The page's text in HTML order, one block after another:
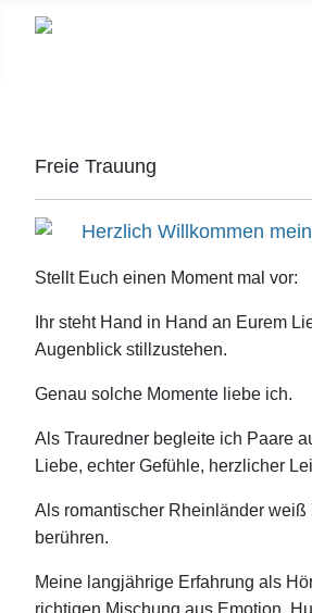
Freie Trauung
Herzlich Willkommen
Stellt Euch einen Moment mal vor:
Ihr steht Hand in Hand an Eurem
Augenblick stillzustehen.
Genau solche Momente liebe ich.
Als Trauredner begleite ich Paare
Liebe, echter Gefühle, herzlicher
Als romantischer Rheinländer
berühren.
Meine langjährige Erfahrung als